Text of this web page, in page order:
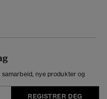
nye produkter og
REGISTRER DEG